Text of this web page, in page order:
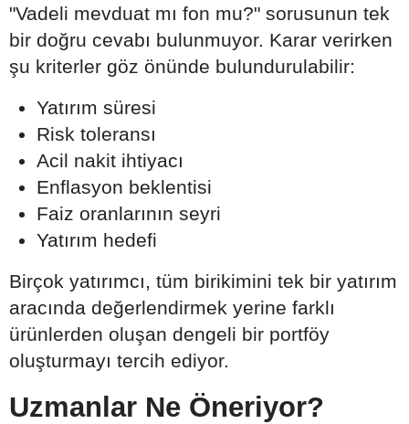
"Vadeli mevduat mı fon mu?" sorusunun tek
bir doğru cevabı bulunmuyor. Karar verirken
şu kriterler göz önünde bulundurulabilir:
Yatırım süresi
Risk toleransı
Acil nakit ihtiyacı
Enflasyon beklentisi
Faiz oranlarının seyri
Yatırım hedefi
Birçok yatırımcı, tüm birikimini tek bir yatırım
aracında değerlendirmek yerine farklı
ürünlerden oluşan dengeli bir portföy
oluşturmayı tercih ediyor.
Uzmanlar Ne Öneriyor?